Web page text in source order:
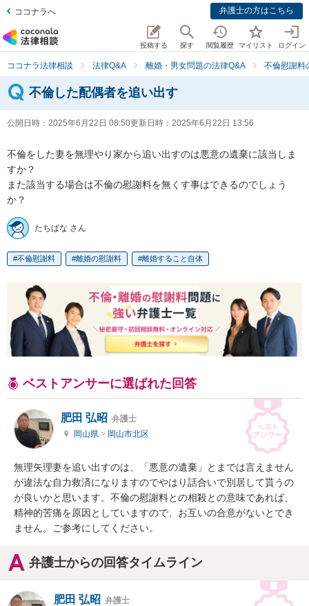
ココナラへ 弁護士の方はこちら
投稿する 探す 閲覧履歴 マイリスト ログイン
ココナラ法律相談 法律Q&A 離婚・男女問題の法律Q&A 不倫慰謝料
不倫した配偶者を追い出す
公開日時： 2025年6月22日 08:50更新日時： 2025年6月22日 13:56
不倫をした妻を無理やり家から追い出すのは悪意の遺棄に該当しま
すか？
また該当する場合は不倫の慰謝料を無くす事はできるのでしょう
か？
たちばな さん
不倫慰謝料 離婚の慰謝料 離婚すること自体
ベストアンサーに選ばれた回答
肥田 弘昭 弁護士
岡山県 > 岡山市北区
無理矢理妻を追い出すのは、「悪意の遺棄」とまでは言えません
が違法な自力救済になりますのでやはり話合いで別居して貰うの
が良いかと思います。不倫の慰謝料との相殺との意味であれば、
精神的苦痛を原因としていますので、お互いの合意がないとでき
ません。ご参考にしてください。
弁護士からの回答タイムライン
肥田 弘昭 弁護士